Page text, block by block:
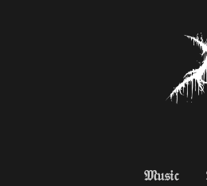
𝔐𝔲𝔰𝔦𝔠